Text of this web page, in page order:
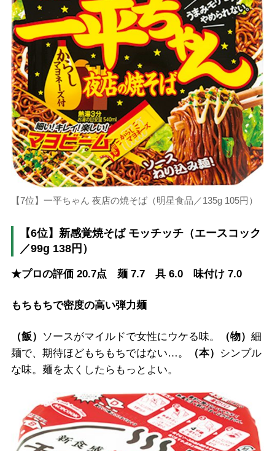
【7位】一平ちゃん 夜店の焼そば（明星食品／135g 105円）
【6位】新感覚焼そば モッチッチ（エースコック
／99g 138円）
★プロの評価 20.7点 麺 7.7 具 6.0 味付け 7.0
もちもちで密度の高い弾力麺
（飯） ソースがマイルドで女性にウケる味。 （物） 細
麺で、期待ほどもちもちではない…。
（本）
シンプル
な味。麺を太くしたらもっとよい。